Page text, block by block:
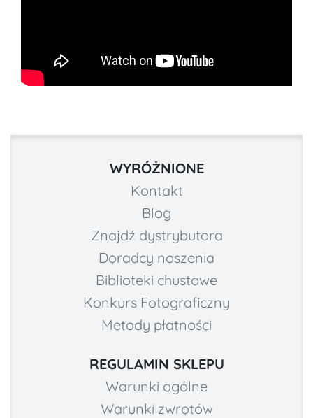
WYRÓŻNIONE
Kontakt
Blog
Znajdź dystrybutora
Doradcy noszenia
Biblioteki chustowe
Konkurs Fotograficzny
Metody płatności
REGULAMIN SKLEPU
Warunki ogólne
Warunki zwrotów